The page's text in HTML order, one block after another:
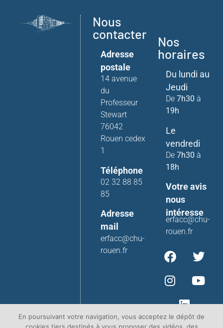
Nous
contacter
Adresse
postale
14 avenue
du
Professeur
Stewart
76042
Rouen cedex
1
Téléphone
02 32 88 85
85
Adresse
mail
erfacc@chu-
rouen.fr
Nos
horaires
Du lundi au
Jeudi
De 7h30 à
19h
Le
vendredi
De 7h30 à
18h
Votre avis
nous
intéresse
erfacc@chu-
rouen.fr
En poursuivant votre navigation, vous acceptez le dépôt de